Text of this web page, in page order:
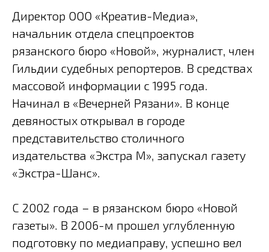
Директор ООО «Креатив-Медиа»,
начальник отдела спецпроектов
рязанского бюро «Новой», журналист, член
Гильдии судебных репортеров. В средствах
массовой информации с 1995 года.
Начинал в «Вечерней Рязани». В конце
девяностых открывал в городе
представительство столичного
издательства «Экстра М», запускал газету
«Экстра-Шанс».
С 2002 года – в рязанском бюро «Новой
газеты». В 2006-м прошел углубленную
подготовку по медиаправу, успешно вел